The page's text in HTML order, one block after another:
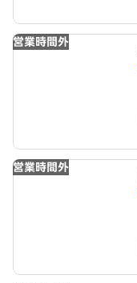
営業時間外
営業時間外